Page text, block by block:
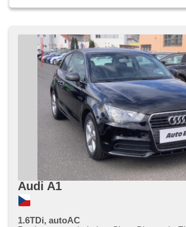
Audi A1
1.6TDi, autoAC